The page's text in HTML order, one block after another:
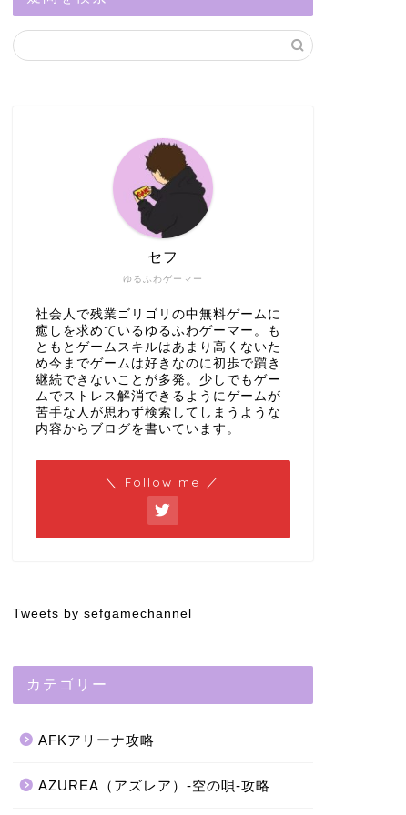
ゆるふわゲーマー
セフ
社会人で残業ゴリゴリの中無料ゲームに
癒しを求めているゆるふわゲーマー。も
ともとゲームスキルはあまり高くないた
め今までゲームは好きなのに初歩で躓き
継続できないことが多発。少しでもゲー
ムでストレス解消できるようにゲームが
苦手な人が思わず検索してしまうような
内容からブログを書いています。
＼ Follow me ／
Tweets by sefgamechannel
カテゴリー
AFKアリーナ攻略
AZUREA（アズレア）-空の唄-攻略